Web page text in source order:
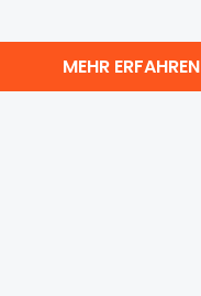
MEHR ERFAHREN